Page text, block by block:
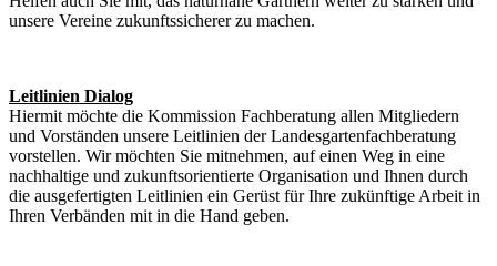
unsere Vereine zukunftssicherer zu machen.
Leitlinien Dialog
Hiermit möchte die Kommission Fachberatung allen Mitgliedern
und Vorständen unsere Leitlinien der Landesgartenfachberatung
vorstellen. Wir möchten Sie mitnehmen, auf einen Weg in eine
nachhaltige und zukunftsorientierte Organisation und Ihnen durch
die ausgefertigten Leitlinien ein Gerüst für Ihre zukünftige Arbeit in
Ihren Verbänden mit in die Hand geben.